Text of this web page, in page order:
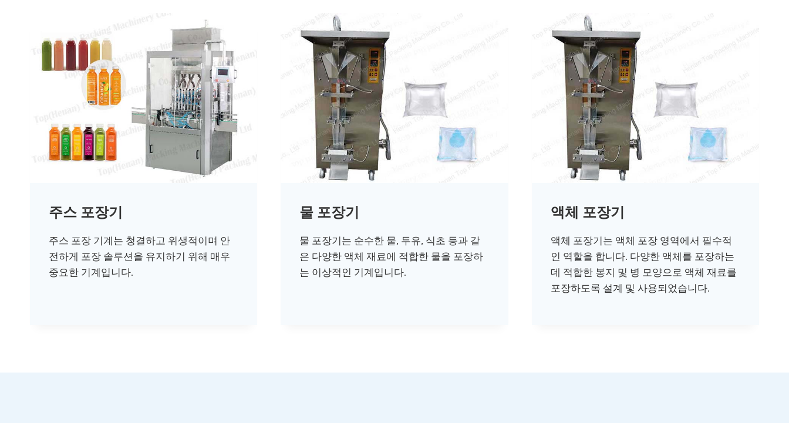
주스 포장기
주스 포장 기계는 청결하고 위생적이며 안
전하게 포장 솔루션을 유지하기 위해 매우
중요한 기계입니다.
물 포장기
물 포장기는 순수한 물, 두유, 식초 등과 같
은 다양한 액체 재료에 적합한 물을 포장하
는 이상적인 기계입니다.
액체 포장기
액체 포장기는 액체 포장 영역에서 필수적
인 역할을 합니다. 다양한 액체를 포장하는
데 적합한 봉지 및 병 모양으로 액체 재료를
포장하도록 설계 및 사용되었습니다.